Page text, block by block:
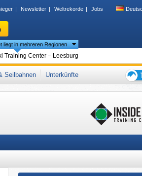
Newsletter Weltrekorde Jobs
liegt in mehreren Regionen
Training Center – Leesburg
Southern United States
Eastern United States
Seilbahnen
Unterkünfte
den